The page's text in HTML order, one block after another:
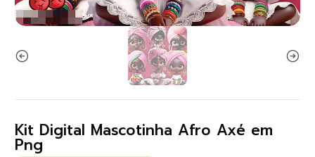
Kit Digital Mascotinha Afro Axé em
Png